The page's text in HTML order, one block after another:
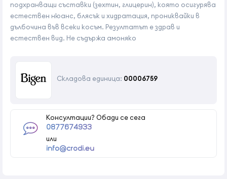
подхранващи съставки (зехтин, глицерин), която осигурява
естествен нюанс, блясък и хидратация, прониквайки в
дълбочина във всеки косъм. Резултатът е здрав и
естествен вид. Не съдържа амоняко
Складова единица: 00006759
Консултации? Обади се сега
0877674933
или
info@crodi.eu